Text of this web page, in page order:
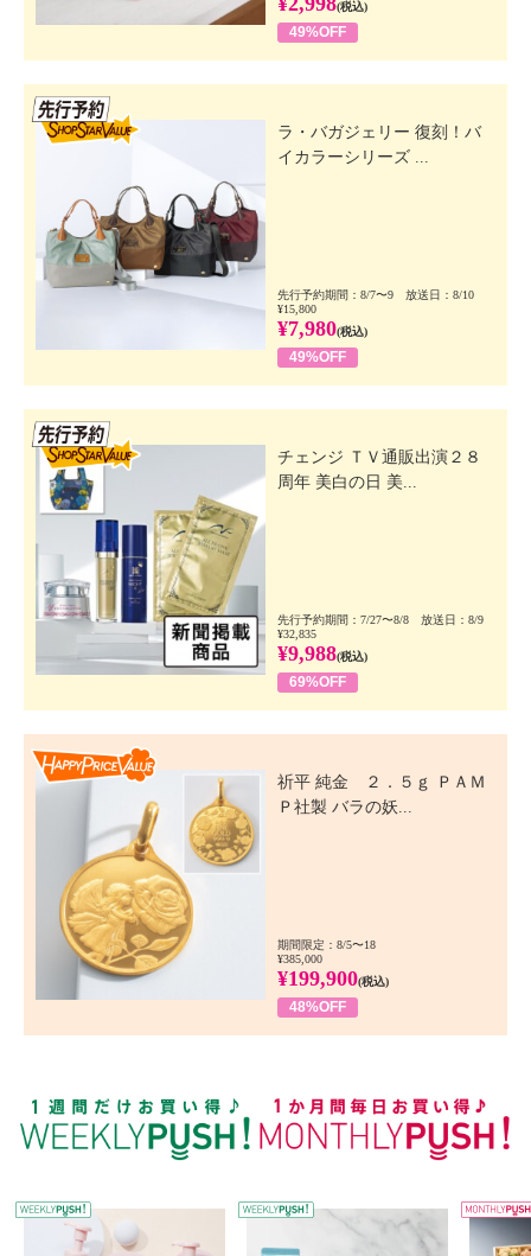
(税込)
49%OFF
ラ・バガジェリー 復刻！バ
イカラーシリーズ ...
先行予約期間：8/7〜9 放送日：8/10
¥15,800
¥7,980(税込)
49%OFF
チェンジ ＴＶ通販出演２８
周年 美白の日 美...
先行予約期間：7/27〜8/8 放送日：8/9
¥32,835
¥9,988(税込)
69%OFF
祈平 純金 ２．５ｇ ＰＡＭ
Ｐ社製 バラの妖...
期間限定：8/5〜18
¥385,000
¥199,900(税込)
48%OFF
WEEKLY PUSH